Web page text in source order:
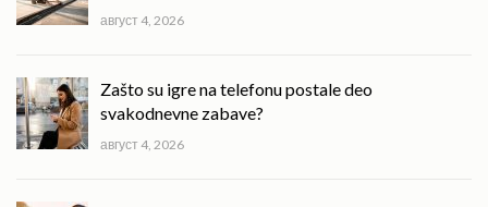
август 4, 2026
Zašto su igre na telefonu postale deo
svakodnevne zabave?
август 4, 2026